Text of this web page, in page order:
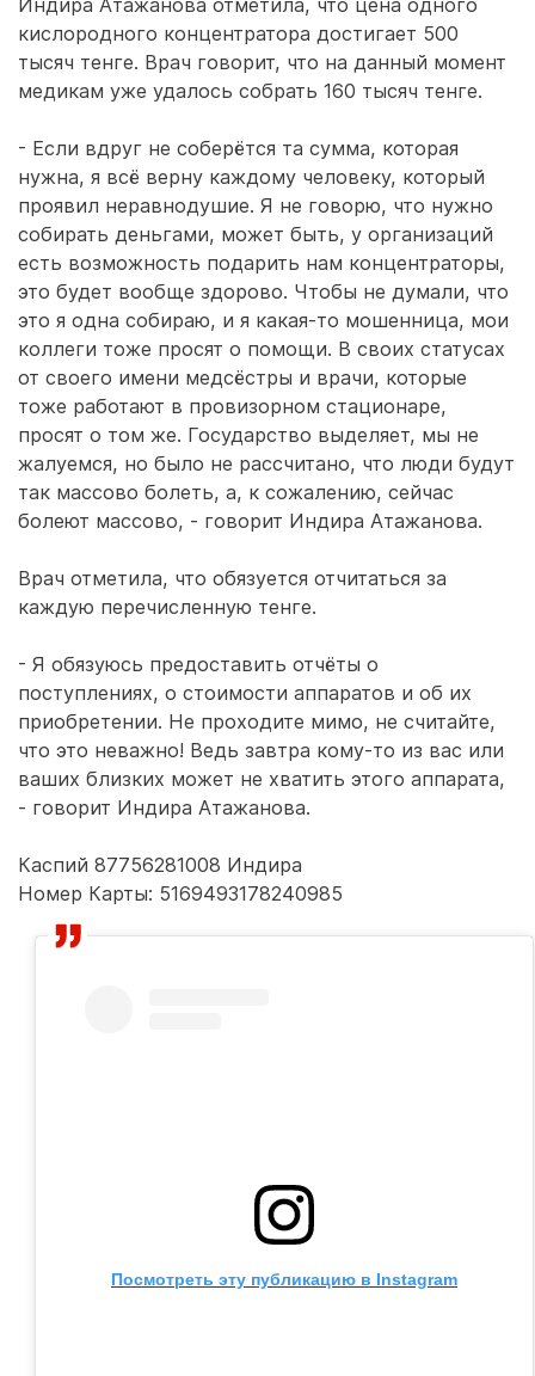
Индира Атажанова отметила, что цена одного
кислородного концентратора достигает 500
тысяч тенге. Врач говорит, что на данный момент
медикам уже удалось собрать 160 тысяч тенге.
- Если вдруг не соберётся та сумма, которая
нужна, я всё верну каждому человеку, который
проявил неравнодушие. Я не говорю, что нужно
собирать деньгами, может быть, у организаций
есть возможность подарить нам концентраторы,
это будет вообще здорово. Чтобы не думали, что
это я одна собираю, и я какая-то мошенница, мои
коллеги тоже просят о помощи. В своих статусах
от своего имени медсёстры и врачи, которые
тоже работают в провизорном стационаре,
просят о том же. Государство выделяет, мы не
жалуемся, но было не рассчитано, что люди будут
так массово болеть, а, к сожалению, сейчас
болеют массово, - говорит Индира Атажанова.
Врач отметила, что обязуется отчитаться за
каждую перечисленную тенге.
- Я обязуюсь предоставить отчёты о
поступлениях, о стоимости аппаратов и об их
приобретении. Не проходите мимо, не считайте,
что это неважно! Ведь завтра кому-то из вас или
ваших близких может не хватить этого аппарата,
- говорит Индира Атажанова.
Каспий 87756281008 Индира
Номер Карты: 5169493178240985
Посмотреть эту публикацию в Instagram